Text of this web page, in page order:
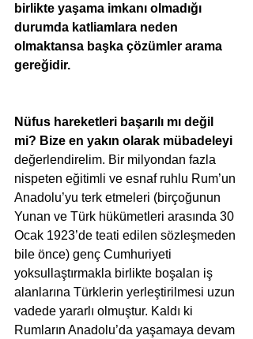
birlikte yaşama imkanı olmadığı
durumda katliamlara neden
olmaktansa başka çözümler arama
gereğidir.
Nüfus hareketleri başarılı mı değil
mi? Bize en yakın olarak mübadeleyi
değerlendirelim. Bir milyondan fazla
nispeten eğitimli ve esnaf ruhlu Rum’un
Anadolu’yu terk etmeleri (birçoğunun
Yunan ve Türk hükümetleri arasında 30
Ocak 1923’de teati edilen sözleşmeden
bile önce) genç Cumhuriyeti
yoksullaştırmakla birlikte boşalan iş
alanlarına Türklerin yerleştirilmesi uzun
vadede yararlı olmuştur. Kaldı ki
Rumların Anadolu’da yaşamaya devam